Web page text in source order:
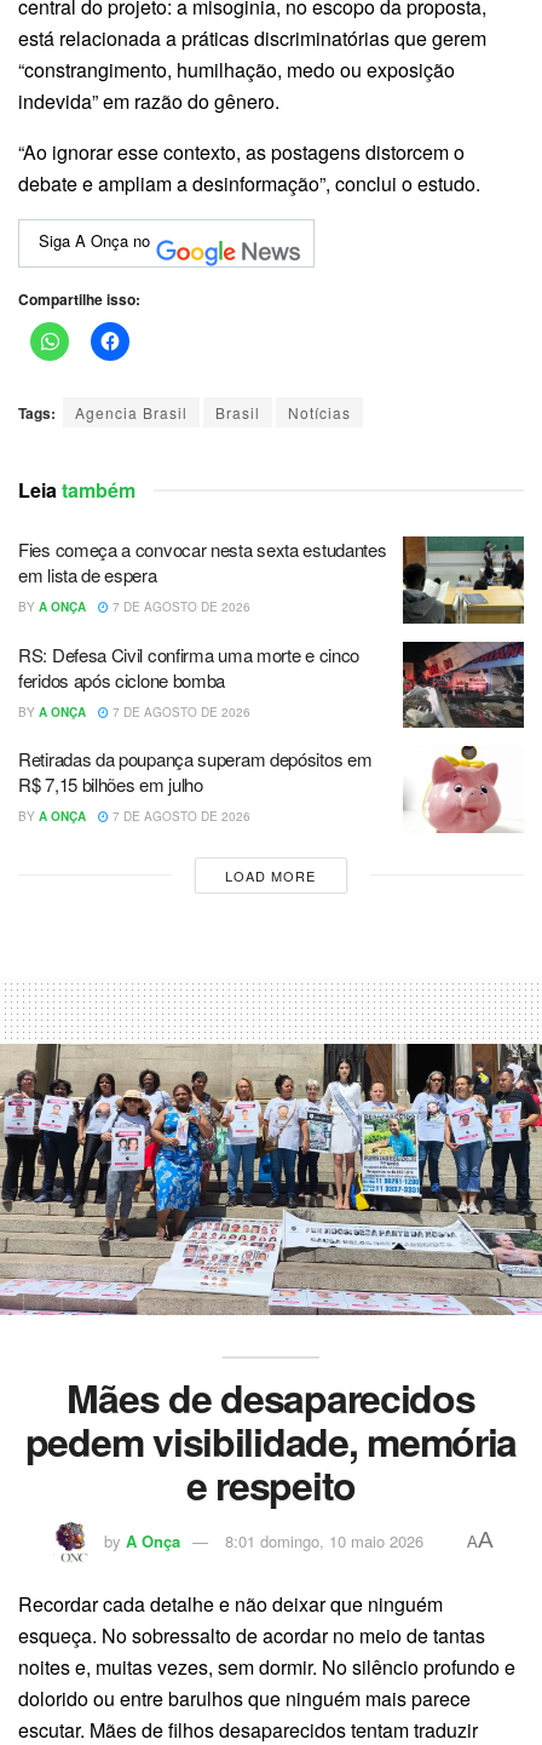
central do projeto: a misoginia, no escopo da proposta,
está relacionada a práticas discriminatórias que gerem
“constrangimento, humilhação, medo ou exposição
indevida” em razão do gênero.
“Ao ignorar esse contexto, as postagens distorcem o
debate e ampliam a desinformação”, conclui o estudo.
Siga A Onça no
Compartilhe isso:
Tags: Agencia Brasil Brasil Notícias
Leiatambém
Fies começa a convocar nesta sexta estudantes
em lista de espera
BY A ONÇA 7 DE AGOSTO DE 2026
RS: Defesa Civil confirma uma morte e cinco
feridos após ciclone bomba
BY A ONÇA 7 DE AGOSTO DE 2026
Retiradas da poupança superam depósitos em
R$ 7,15 bilhões em julho
BY A ONÇA 7 DE AGOSTO DE 2026
LOAD MORE
Mães de desaparecidos
pedem visibilidade, memória
e respeito
by A Onça 8:01 domingo, 10 maio 2026 AA
Recordar cada detalhe e não deixar que ninguém
esqueça. No sobressalto de acordar no meio de tantas
noites e, muitas vezes, sem dormir. No silêncio profundo e
dolorido ou entre barulhos que ninguém mais parece
escutar. Mães de filhos desaparecidos tentam traduzir